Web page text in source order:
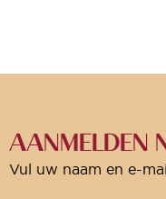
AANMELDEN
Vul uw naam en e-